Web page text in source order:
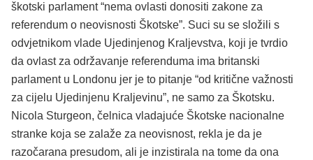
škotski parlament “nema ovlasti donositi zakone za
referendum o neovisnosti Škotske”. Suci su se složili s
odvjetnikom vlade Ujedinjenog Kraljevstva, koji je tvrdio
da ovlast za održavanje referenduma ima britanski
parlament u Londonu jer je to pitanje “od kritične važnosti
za cijelu Ujedinjenu Kraljevinu”, ne samo za Škotsku.
Nicola Sturgeon, čelnica vladajuće Škotske nacionalne
stranke koja se zalaže za neovisnost, rekla je da je
razočarana presudom, ali je inzistirala na tome da ona